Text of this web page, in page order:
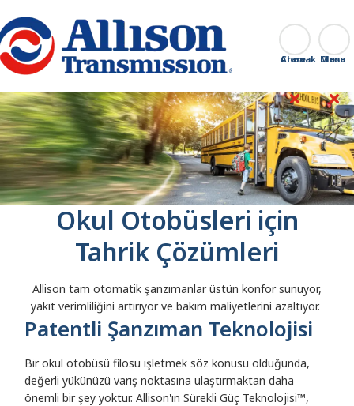
Go Home Aramak
Close
Okul Otobüsleri için
Tahrik Çözümleri
Allison tam otomatik şanzımanlar üstün konfor sunuyor,
yakıt verimliliğini artırıyor ve bakım maliyetlerini azaltıyor.
Patentli Şanzıman Teknolojisi
Bir okul otobüsü filosu işletmek söz konusu olduğunda,
değerli yükünüzü varış noktasına ulaştırmaktan daha
önemli bir şey yoktur. Allison'ın Sürekli Güç Teknolojisi™,